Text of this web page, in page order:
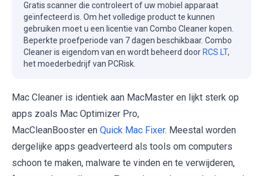
Gratis scanner die controleert of uw mobiel apparaat
geïnfecteerd is. Om het volledige product te kunnen
gebruiken moet u een licentie van Combo Cleaner kopen.
Beperkte proefperiode van 7 dagen beschikbaar. Combo
Cleaner is eigendom van en wordt beheerd door RCS LT,
het moederbedrijf van PCRisk.
Mac Cleaner is identiek aan MacMaster en lijkt sterk op
apps zoals Mac Optimizer Pro,
MacCleanBooster en Quick Mac Fixer. Meestal worden
dergelijke apps geadverteerd als tools om computers
schoon te maken, malware te vinden en te verwijderen,